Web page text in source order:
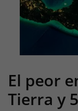
El peor
Tierra y